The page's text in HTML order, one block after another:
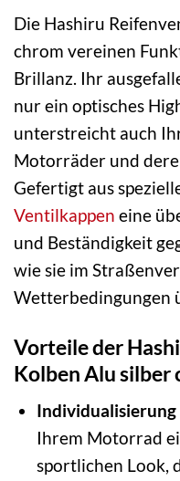
Die Hashiru
chrom vereinen
Brillanz. Ihr
nur ein optisches
unterstreicht auch
Motorräder und
Gefertigt aus
Ventilkappen eine
und Beständigkeit
wie sie im
Wetterbedingungen
Vorteile der
Kolben Alu silber
Individualisierung
Ihrem Motorrad
sportlichen Look,